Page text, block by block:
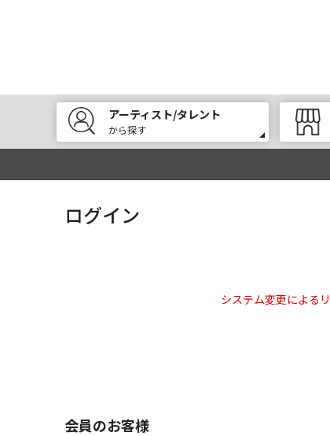
アーティスト/タレント
から探す
ログイン
システム変更による
会員のお客様